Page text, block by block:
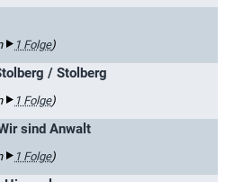
1 Folge)
/ Stolberg
1 Folge)
sind Anwalt
1 Folge)